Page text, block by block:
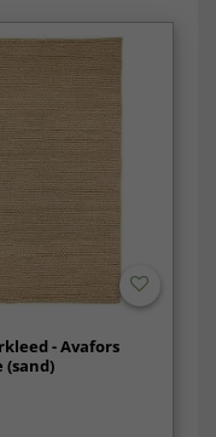
- Avafors
(sand)